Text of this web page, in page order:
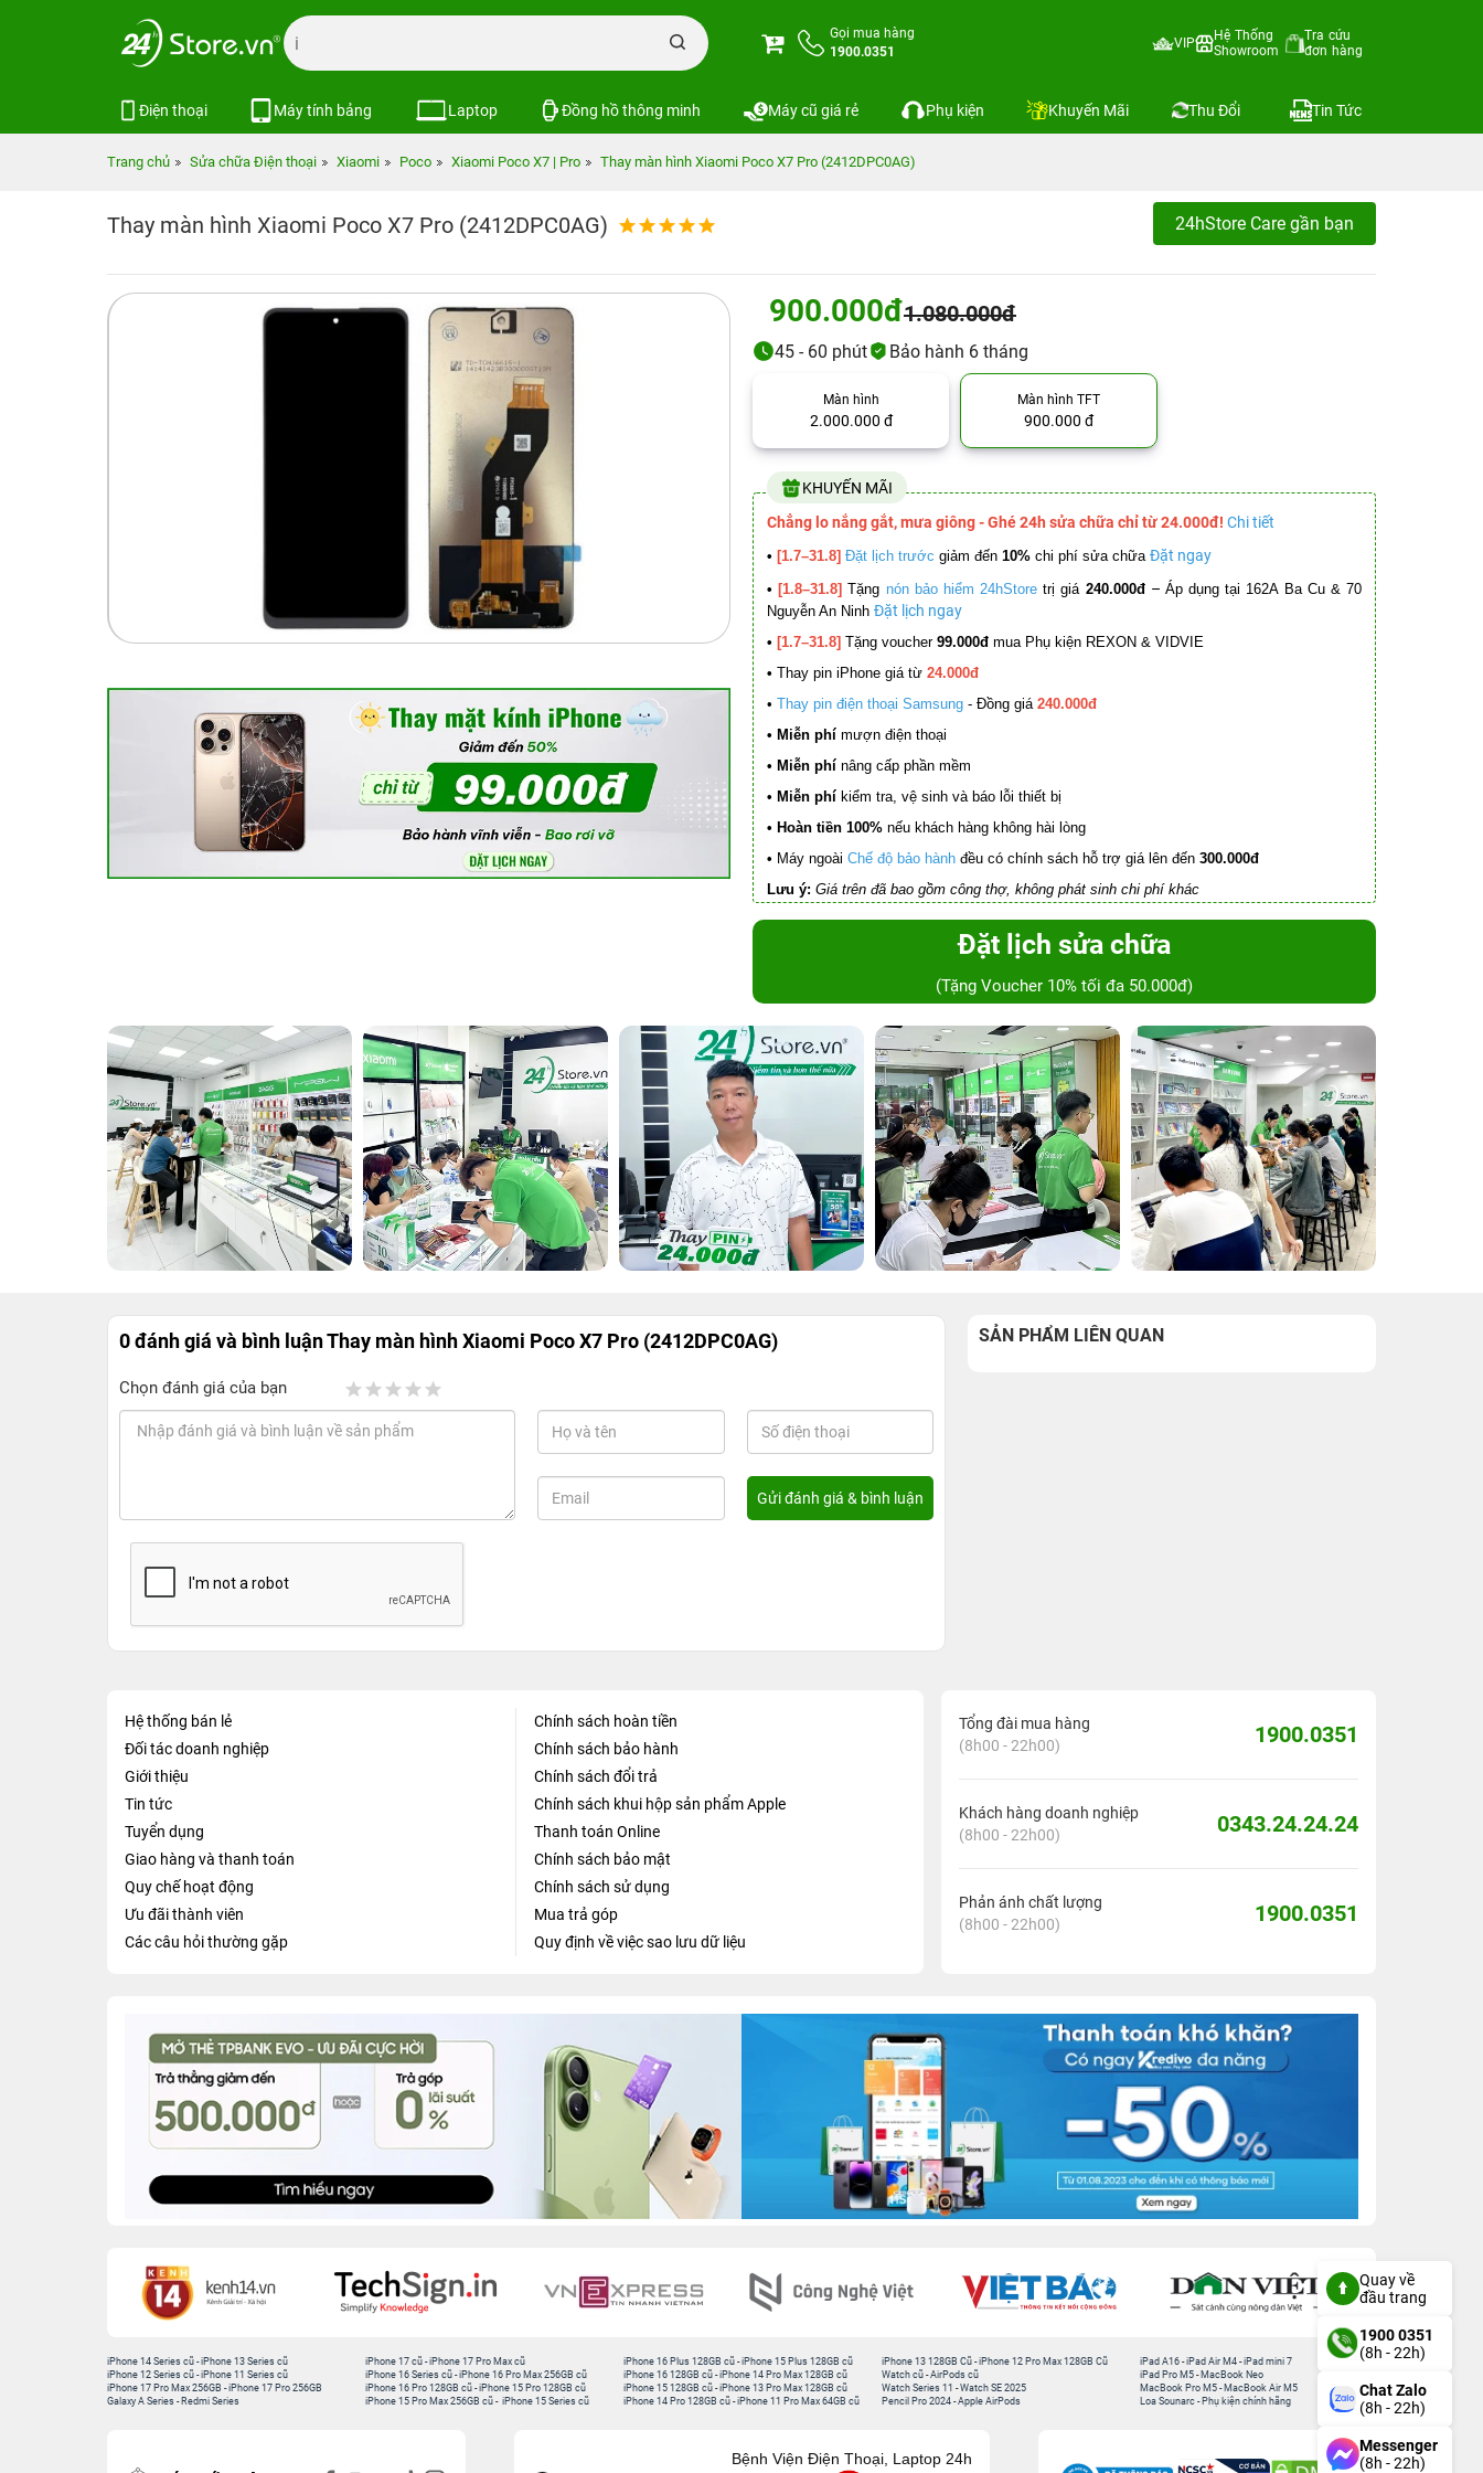
Gọi mua hàng
1900.0351
VIP
Hệ Thống
Showroom
Tra cứu
đơn hàng
Điện thoại Máy tính bảng Laptop Đồng hồ thông minh Máy cũ giá rẻ Phụ kiện Khuyến Mãi Thu Đổi Tin Tức
Trang chủ Sửa chữa Điện thoại Xiaomi Poco Xiaomi Poco X7 | Pro Thay màn hình Xiaomi Poco X7 Pro (2412DPC0AG)
Thay màn hình Xiaomi Poco X7 Pro (2412DPC0AG) 24hStore Care gần bạn
900.000đ1.080.000đ
45 - 60 phút Bảo hành 6 tháng
Màn hình
2.000.000 đ
Màn hình TFT
900.000 đ
KHUYẾN MÃI
Chẳng lo nắng gắt, mưa giông - Ghé 24h sửa chữa chỉ từ 24.000đ! Chi tiết
• [1.7–31.8] Đặt lịch trước giảm đến 10% chi phí sửa chữa Đặt ngay
• [1.8–31.8] Tặng nón bảo hiểm 24hStore trị giá 240.000đ – Áp dụng tại 162A Ba Cu & 70
Nguyễn An Ninh Đặt lịch ngay
• [1.7–31.8] Tặng voucher 99.000đ mua Phụ kiện REXON & VIDVIE
• Thay pin iPhone giá từ 24.000đ
• Thay pin điện thoại Samsung - Đồng giá 240.000đ
• Miễn phí mượn điện thoại
• Miễn phí nâng cấp phần mềm
• Miễn phí kiểm tra, vệ sinh và báo lỗi thiết bị
• Hoàn tiền 100% nếu khách hàng không hài lòng
• Máy ngoài Chế độ bảo hành đều có chính sách hỗ trợ giá lên đến 300.000đ
Lưu ý: Giá trên đã bao gồm công thợ, không phát sinh chi phí khác
Đặt lịch sửa chữa
(Tặng Voucher 10% tối đa 50.000đ)
0 đánh giá và bình luậnThay màn hình Xiaomi Poco X7 Pro (2412DPC0AG)
Chọn đánh giá của bạn
SẢN PHẨM LIÊN QUAN
Hệ thống bán lẻ
Đối tác doanh nghiệp
Giới thiệu
Tin tức
Tuyển dụng
Giao hàng và thanh toán
Quy chế hoạt động
Ưu đãi thành viên
Các câu hỏi thường gặp
Chính sách hoàn tiền
Chính sách bảo hành
Chính sách đổi trả
Chính sách khui hộp sản phẩm Apple
Thanh toán Online
Chính sách bảo mật
Chính sách sử dụng
Mua trả góp
Quy định về việc sao lưu dữ liệu
Tổng đài mua hàng
(8h00 - 22h00)
1900.0351
Khách hàng doanh nghiệp
(8h00 - 22h00)
0343.24.24.24
Phản ánh chất lượng
(8h00 - 22h00)
1900.0351
iPhone 14 Series cũ -iPhone 13 Series cũ
iPhone 12 Series cũ -iPhone 11 Series cũ
iPhone 17 Pro Max 256GB -iPhone 17 Pro 256GB
Galaxy A Series - Redmi Series
iPhone 17 cũ -iPhone 17 Pro Max cũ
iPhone 16 Series cũ - iPhone 16 Pro Max 256GB cũ
iPhone 16 Pro 128GB cũ -iPhone 15 Pro 128GB cũ
iPhone 15 Pro Max 256GB cũ - iPhone 15 Series cũ
iPhone 16 Plus 128GB cũ -iPhone 15 Plus 128GB cũ
iPhone 16 128GB cũ -iPhone 14 Pro Max 128GB cũ
iPhone 15 128GB cũ -iPhone 13 Pro Max 128GB cũ
iPhone 14 Pro 128GB cũ -iPhone 11 Pro Max 64GB cũ
iPhone 13 128GB Cũ -iPhone 12 Pro Max 128GB Cũ
Watch cũ -AirPods cũ
Watch Series 11 -Watch SE 2025
Pencil Pro 2024 -Apple AirPods
iPad A16 -iPad Air M4 -iPad mini 7
iPad Pro M5 - MacBook Neo
MacBook Pro M5 - MacBook Air M5
Loa Sounarc - Phụ kiện chính hãng
Bệnh Viện Điện Thoại, Laptop 24h
Quay về
đầu trang
1900 0351
(8h - 22h)
Chat Zalo
(8h - 22h)
Messenger
(8h - 22h)